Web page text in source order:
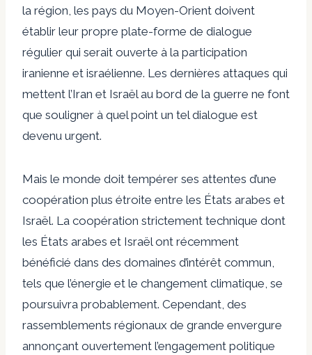
la région, les pays du Moyen-Orient doivent
établir leur propre plate-forme de dialogue
régulier qui serait ouverte à la participation
iranienne et israélienne. Les dernières attaques qui
mettent l’Iran et Israël au bord de la guerre ne font
que souligner à quel point un tel dialogue est
devenu urgent.
Mais le monde doit tempérer ses attentes d’une
coopération plus étroite entre les États arabes et
Israël. La coopération strictement technique dont
les États arabes et Israël ont récemment
bénéficié dans des domaines d’intérêt commun,
tels que l’énergie et le changement climatique, se
poursuivra probablement. Cependant, des
rassemblements régionaux de grande envergure
annonçant ouvertement l’engagement politique